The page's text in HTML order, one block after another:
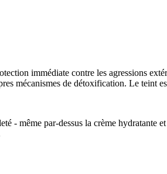
immédiate contre les agressions
mécanismes de détoxification. Le teint
- même par-dessus la crème hydratante